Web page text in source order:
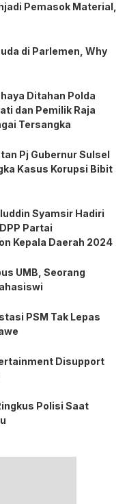
Pemasok Material,
di Parlemen, Why
Ditahan Polda
dan Pemilik Raja
Tersangka
Pj Gubernur Sulsel
Kasus Korupsi Bibit
Syamsir Hadiri
Partai
Kepala Daerah 2024
UMB, Seorang
PSM Tak Lepas
Disupport
Polisi Saat